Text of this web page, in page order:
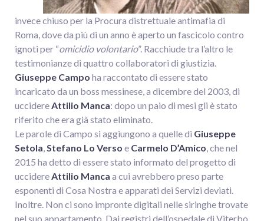
invece chiuso per la Procura distrettuale antimafia di
Roma, dove da più di un anno è aperto un fascicolo contro
ignoti per “omicidio volontario”. Racchiude tra l’altro le
testimonianze di quattro collaboratori di giustizia.
Giuseppe Campo ha raccontato di essere stato
incaricato da un boss messinese, a dicembre del 2003, di
uccidere Attilio Manca: dopo un paio di mesi gli è stato
riferito che era già stato eliminato.
Le parole di Campo si aggiungono a quelle di Giuseppe
Setola Stefano Lo Verso e Carmelo D’Amico , che nel
2015 ha detto di essere stato informato del progetto di
uccidere Attilio Manca a cui avrebbero preso parte
esponenti di Cosa Nostra e apparati dei Servizi deviati.
Inoltre. Non ci sono impronte digitali nelle siringhe trovate
nel suo appartamento. Dai registri dell’ospedale di Viterbo